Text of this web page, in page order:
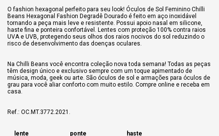
O fashion hexagonal perfeito para seu look! Óculos de Sol Feminino Chilli
Beans Hexagonal Fashion Degradê Dourado é feito em aço inoxidável
tornando a peça mais leve e resistente. Possui apoio nasal em silicone,
haste fina e ponteira confortável. Lentes com proteção 100% contra raios
UVA e UVB, protegendo seus olhos dos raios nocivos do sol reduzindo o
risco de desenvolvimento das doenças oculares.
Na Chilli Beans você encontra coleção nova toda semana! Todas as peças
têm design único e exclusivo sempre com um toque apimentado de
música, moda, geek ou arte. São óculos de sol e armações para óculos de
grau para você aliar conforto com muito estilo. Compre online e receba em
casa.
Ref.: OC.MT.3772.2021.
lente ponte haste